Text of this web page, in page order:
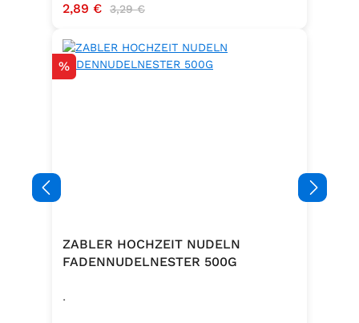
Verkaufspreis:
2,89 € Regulärer Preis:
3,29 €
Rabatt
%
ZABLER HOCHZEIT NUDELN
FADENNUDELNESTER 500G
.